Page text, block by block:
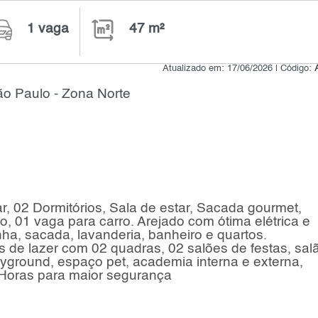
1 vaga 47 m²
Atualizado em: 17/06/2026 | Código:
Paulo - Zona Norte
02 Dormitórios, Sala de estar, Sacada gourmet,
01 vaga para carro. Arejado com ótima elétrica e
sacada, lavanderia, banheiro e quartos.
de lazer com 02 quadras, 02 salões de festas,
espaço pet, academia interna e externa,
para maior segurança